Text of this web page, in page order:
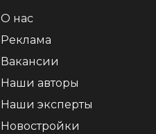
О нас
Реклама
Вакансии
Наши авторы
Наши эксперты
Новостройки